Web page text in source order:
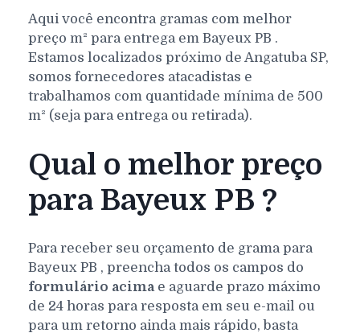
Aqui você encontra gramas com melhor
preço m² para entrega em Bayeux PB .
Estamos localizados próximo de Angatuba SP,
somos fornecedores atacadistas e
trabalhamos com quantidade mínima de 500
m² (seja para entrega ou retirada).
Qual o melhor preço
para Bayeux PB ?
Para receber seu orçamento de grama para
Bayeux PB , preencha todos os campos do
formulário acima e aguarde prazo máximo
de 24 horas para resposta em seu e-mail ou
para um retorno ainda mais rápido, basta